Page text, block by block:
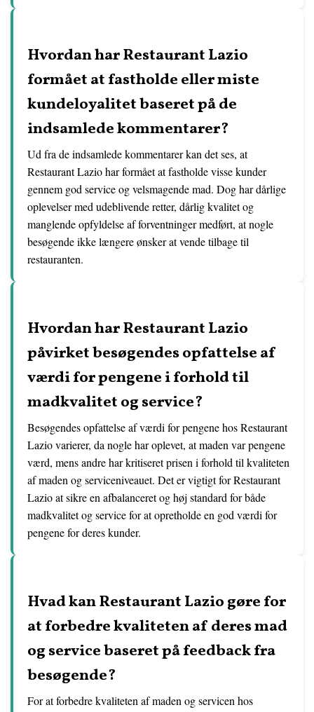
Hvordan har Restaurant Lazio
formået at fastholde eller miste
kundeloyalitet baseret på de
indsamlede kommentarer?
Ud fra de indsamlede kommentarer kan det ses, at
Restaurant Lazio har formået at fastholde visse kunder
gennem god service og velsmagende mad. Dog har dårlige
oplevelser med udeblivende retter, dårlig kvalitet og
manglende opfyldelse af forventninger medført, at nogle
besøgende ikke længere ønsker at vende tilbage til
restauranten.
Hvordan har Restaurant Lazio
påvirket besøgendes opfattelse af
værdi for pengene i forhold til
madkvalitet og service?
Besøgendes opfattelse af værdi for pengene hos Restaurant
Lazio varierer, da nogle har oplevet, at maden var pengene
værd, mens andre har kritiseret prisen i forhold til kvaliteten
af maden og serviceniveauet. Det er vigtigt for Restaurant
Lazio at sikre en afbalanceret og høj standard for både
madkvalitet og service for at opretholde en god værdi for
pengene for deres kunder.
Hvad kan Restaurant Lazio gøre for
at forbedre kvaliteten af deres mad
og service baseret på feedback fra
besøgende?
For at forbedre kvaliteten af maden og servicen hos